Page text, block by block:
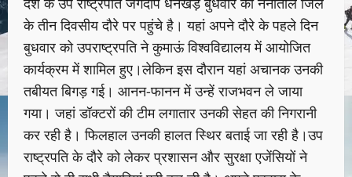
के तीन दिवसीय दौरे पर पहुंचे है। यहां अपने दौरे के पहले दिन
बुधवार को उपराष्ट्रपति ने कुमाऊं विश्वविद्यालय में आयोजित
कार्यक्रम में शामिल हुए।लेकिन इस दौरान यहां अचानक उनकी
तबीयत बिगड़ गई। आनन-फानन में उन्हें राजभवन ले जाया
गया। जहां डॉक्टरों की टीम लगातार उनकी सेहत की निगरानी
कर रही है। फिलहाल उनकी हालत स्थिर बताई जा रही है।उप
राष्ट्रपति के दौरे को लेकर प्रशासन और सुरक्षा एजेंसियों ने